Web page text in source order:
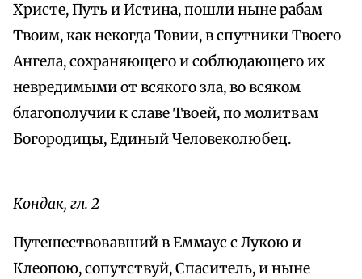
Христе, Путь и Истина, пошли ныне рабам
Твоим, как некогда Товии, в спутники Твоего
Ангела, сохраняющего и соблюдающего их
невредимыми от всякого зла, во всяком
благополучии к славе Твоей, по молитвам
Богородицы, Единый Человеколюбец.
Кондак, гл. 2
Путешествовавший в Еммаус с Лукою и
Клеопою, сопутствуй, Спаситель, и ныне